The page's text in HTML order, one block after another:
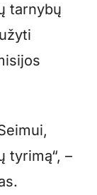
tarnybų
tyrimą“, –